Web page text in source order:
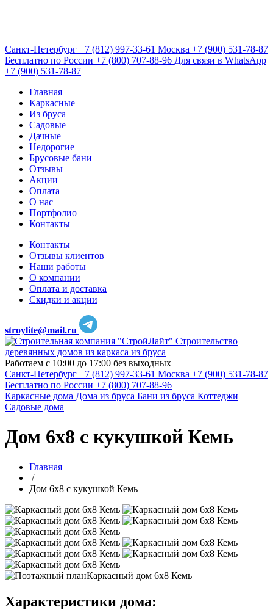
Санкт-Петербург +7 (812) 997-33-61 Москва +7 (900) 531-78-87
Бесплатно по России +7 (800) 707-88-96 Для связи в WhatsApp
+7 (900) 531-78-87
Главная
Каркасные
Из бруса
Садовые
Дачные
Недорогие
Брусовые бани
Отзывы
Акции
Оплата
О нас
Портфолио
Контакты
Контакты
Отзывы клиентов
Наши работы
О компании
Оплата и доставка
Скидки и акции
stroylite@mail.ru
Строительство
деревянных домов из каркаса из бруса
Работаем с 10:00 до 17:00 без выходных
Санкт-Петербург +7 (812) 997-33-61 Москва +7 (900) 531-78-87
Бесплатно по России +7 (800) 707-88-96
Каркасные дома Дома из бруса Бани из бруса Коттеджи
Садовые дома
Дом 6х8 с кукушкой Кемь
Главная
/
Дом 6х8 с кукушкой Кемь
Характеристики дома: